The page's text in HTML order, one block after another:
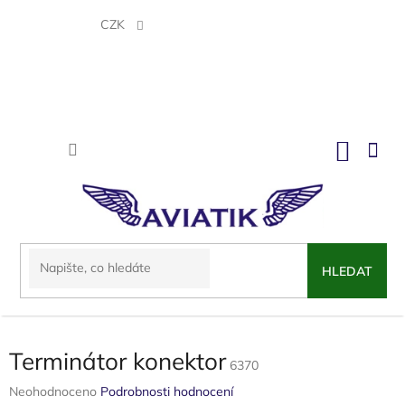
CZK
HLEDAT
Terminátor konektor 6370
Průměrné
Neohodnoceno Podrobnosti hodnocení